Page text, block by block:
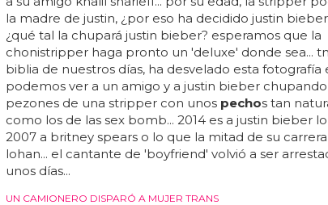
la madre de justin, ¿por eso ha decidido justin
¿qué tal la chupará justin bieber? esperamos que la
chonistripper haga pronto un 'deluxe' donde sea...
biblia de nuestros días, ha desvelado esta fotografía
podemos ver a un amigo y a justin bieber
pezones de una stripper con unos pechos tan
como los de las sex bomb... 2014 es a justin bieber
2007 a britney spears o lo que la mitad de su
lohan... el cantante de 'boyfriend' volvió a ser
unos días...
UN CAMIONERO DISPARÓ A MUJER TRANS